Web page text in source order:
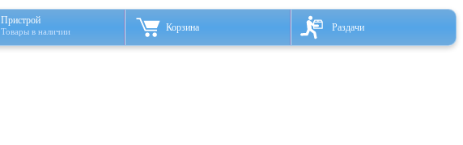
Пристрой
Товары в наличии Корзина Раздачи